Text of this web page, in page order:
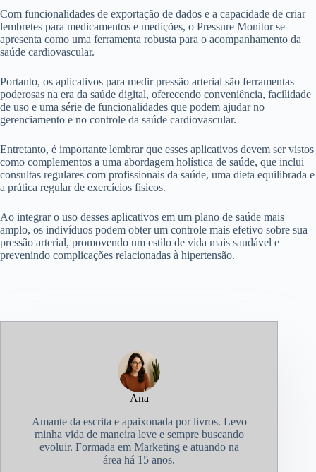
Com funcionalidades de exportação de dados e a capacidade de criar
lembretes para medicamentos e medições, o Pressure Monitor se
apresenta como uma ferramenta robusta para o acompanhamento da
saúde cardiovascular.
Portanto, os aplicativos para medir pressão arterial são ferramentas
poderosas na era da saúde digital, oferecendo conveniência, facilidade
de uso e uma série de funcionalidades que podem ajudar no
gerenciamento e no controle da saúde cardiovascular.
Entretanto, é importante lembrar que esses aplicativos devem ser vistos
como complementos a uma abordagem holística de saúde, que inclui
consultas regulares com profissionais da saúde, uma dieta equilibrada e
a prática regular de exercícios físicos.
Ao integrar o uso desses aplicativos em um plano de saúde mais
amplo, os indivíduos podem obter um controle mais efetivo sobre sua
pressão arterial, promovendo um estilo de vida mais saudável e
prevenindo complicações relacionadas à hipertensão.
Ana
Amante da escrita e apaixonada por livros. Levo
minha vida de maneira leve e sempre buscando
evoluir. Formada em Marketing e atuando na
área há 15 anos.